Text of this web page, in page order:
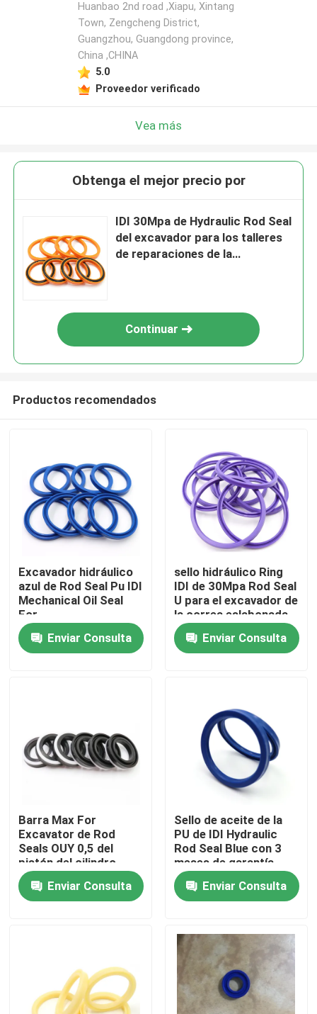
Hogar
Productos
Sobre nosotros
Control de calidad
Éntrenos en contacto con
Equipo hidráulico del sello del triturador
Huanbao 2nd road ,Xiapu, Xintang
Town, Zengcheng District,
Guangzhou, Guangdong province,
China ,CHINA
5.0
Proveedor verificado
Vea más
Obtenga el mejor precio por
IDI 30Mpa de Hydraulic Rod Seal
del excavador para los talleres
de reparaciones de la
Continuar
Productos recomendados
Excavador hidráulico
azul de Rod Seal Pu IDI
Mechanical Oil Seal
For
Enviar Consulta
sello hidráulico Ring
IDI de 30Mpa Rod Seal
U para el excavador de
la correa eslabonada
Enviar Consulta
Barra Max For
Excavator de Rod
Seals OUY 0,5 del
pistón del cilindro
hidráulico
Enviar Consulta
Sello de aceite de la
PU de IDI Hydraulic
Rod Seal Blue con 3
meses de garantía
Enviar Consulta